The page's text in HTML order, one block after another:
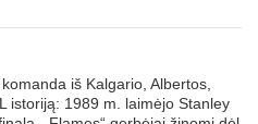
iš Kalgario, Albertos,
istoriją: 1989 m. laimėjo Stanley